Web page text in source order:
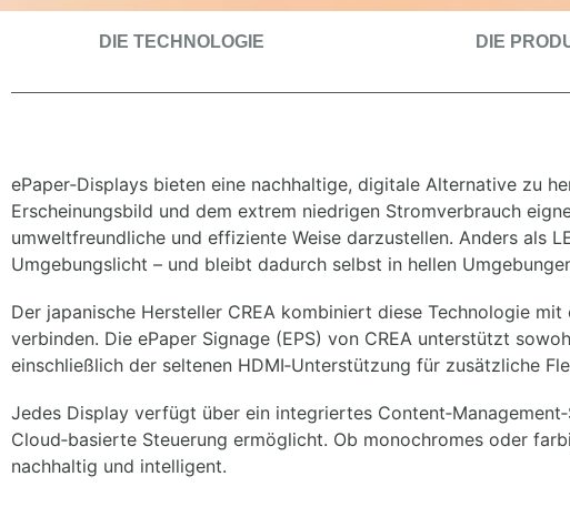
DIE TECHNOLOGIE DIE
ePaper‑Displays bieten eine nachhaltige, digitale Alternative zu
Erscheinungsbild und dem extrem niedrigen Stromverbrauch
umweltfreundliche und effiziente Weise darzustellen. Anders als
Umgebungslicht – und bleibt dadurch selbst in hellen
Der japanische Hersteller CREA kombiniert diese Technologie
verbinden. Die ePaper Signage (EPS) von CREA unterstützt
einschließlich der seltenen HDMI‑Unterstützung für zusätzliche
Jedes Display verfügt über ein integriertes
Cloud‑basierte Steuerung ermöglicht. Ob monochromes oder
nachhaltig und intelligent.